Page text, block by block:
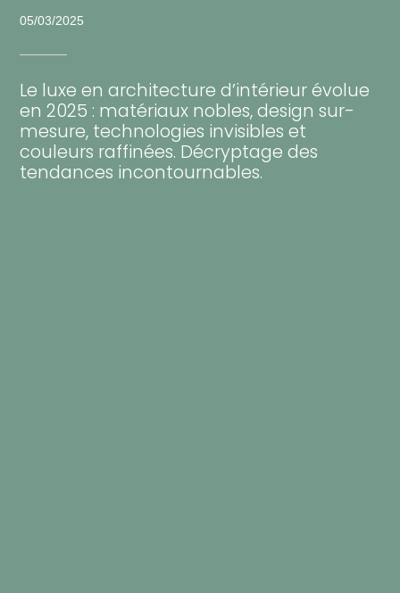
05/03/2025
Le luxe en architecture d’intérieur évolue
en 2025 : matériaux nobles, design sur-
mesure, technologies invisibles et
couleurs raffinées. Décryptage des
tendances incontournables.